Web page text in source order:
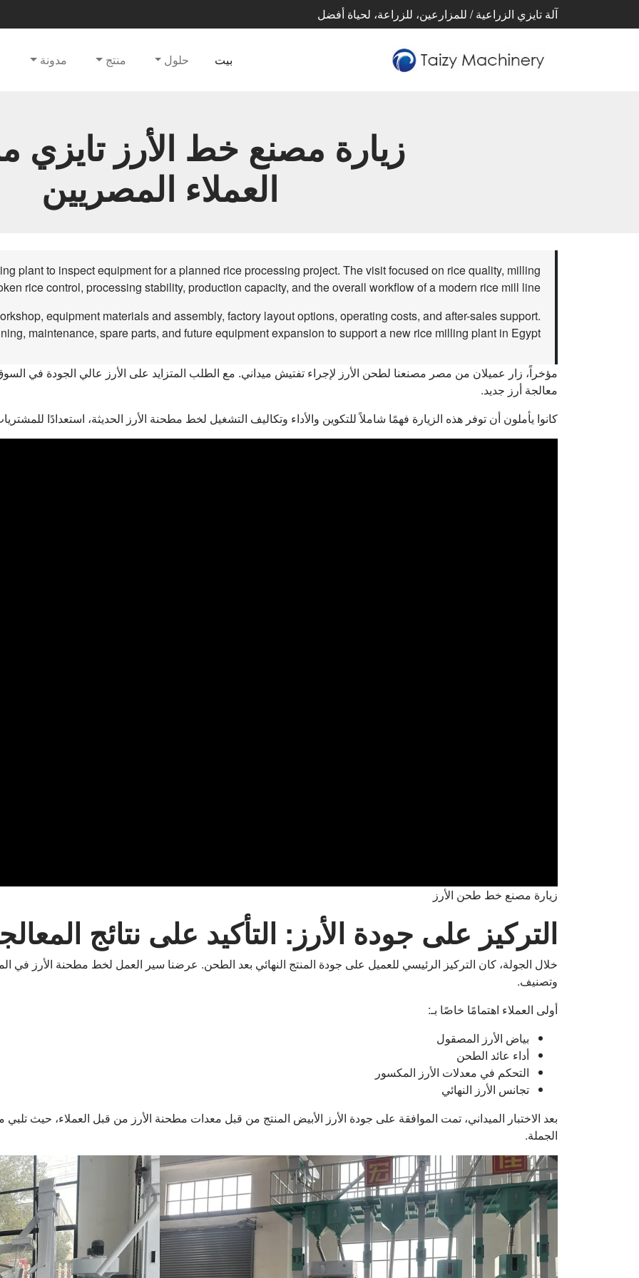
آلة تايزي الزراعية / للمزارعين، للزراعة، لحياة أفضل
بيت حلول منتج مدونة
زيارة مصنع خط الأرز تايزي
العملاء المصريين
plant to inspect equipment for a planned rice processing project. The visit focused on rice quality, milling
rice control, processing stability, production capacity, and the overall workflow of a modern rice mill line.
equipment materials and assembly, factory layout options, operating costs, and after-sales support.
maintenance, spare parts, and future equipment expansion to support a new rice milling plant in Egypt.
مؤخراً، زار عميلان من مصر مصنعنا لطحن الأرز لإجراء تفتيش ميداني. مع الطلب المتزايد على الأرز عالي الجودة في
معالجة أرز جديد.
كانوا يأملون أن توفر هذه الزيارة فهمًا شاملاً للتكوين والأداء وتكاليف التشغيل لخط مطحنة الأرز الحديثة، استعدادًا
زيارة مصنع خط طحن الأرز
التركيز على جودة الأرز: التأكيد على نتائج
خلال الجولة، كان التركيز الرئيسي للعميل على جودة المنتج النهائي بعد الطحن. عرضنا سير العمل لخط مطحنة الأرز في
وتصنيف.
أولى العملاء اهتمامًا خاصًا بـ:
بياض الأرز المصقول
أداء عائد الطحن
التحكم في معدلات الأرز المكسور
تجانس الأرز النهائي
بعد الاختبار الميداني، تمت الموافقة على جودة الأرز الأبيض المنتج من قبل معدات مطحنة الأرز من قبل العملاء، حيث
الجملة.